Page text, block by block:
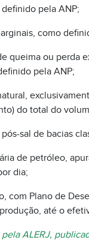
pela ANP;
como
queima ou perda
pela ANP;
do total do
sal de bacias
de petróleo,
dia;
com Plano de
até o
ALERJ,